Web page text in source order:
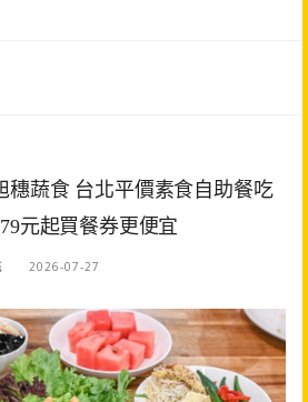
穗蔬食 台北平價素食自助餐吃
元起買餐券更便宜
2026-07-27